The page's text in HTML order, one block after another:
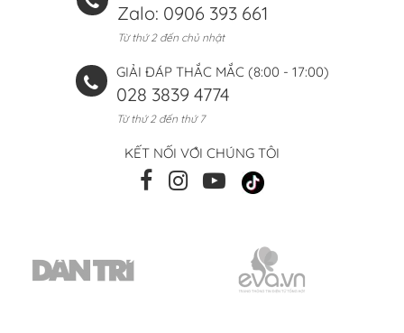
Zalo: 0906 393 661
Từ thứ 2 đến chủ nhật
GIẢI ĐÁP THẮC MẮC (8:00 - 17:00)
028 3839 4774
Từ thứ 2 đến thứ 7
KẾT NỐI VỚI CHÚNG TÔI